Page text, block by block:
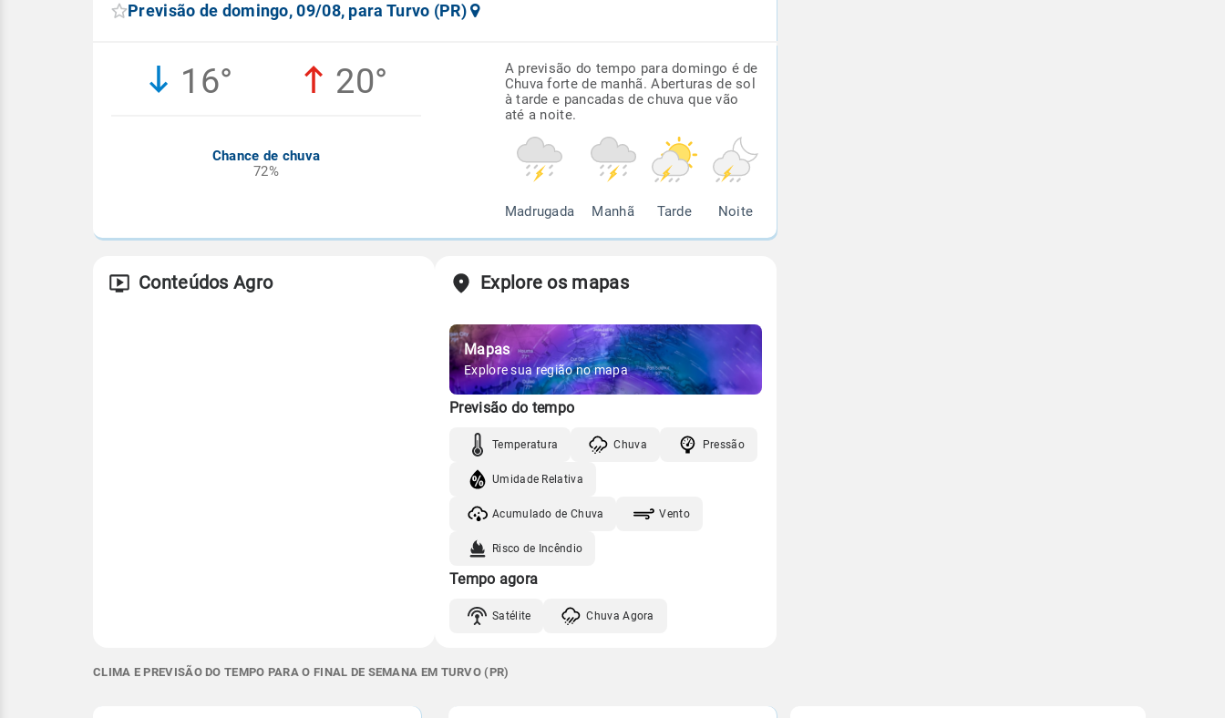
Previsão de domingo, 09/08, para Turvo (PR)
16° 20°
Chance de chuva
72%
A previsão do tempo para domingo é de
Chuva forte de manhã. Aberturas de sol
à tarde e pancadas de chuva que vão
até a noite.
Madrugada Manhã Tarde Noite
Conteúdos Agro Explore os mapas
Mapas
Explore sua região no mapa
Previsão do tempo
Temperatura Chuva Pressão
Umidade Relativa
Acumulado de Chuva Vento
Risco de Incêndio
Tempo agora
Satélite Chuva Agora
CLIMA E PREVISÃO DO TEMPO PARA O FINAL DE SEMANA EM TURVO (PR)